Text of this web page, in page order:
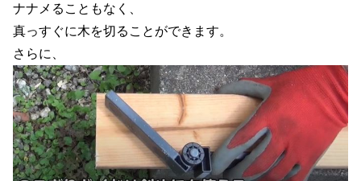
ナナメることもなく、
真っすぐに木を切ることができます。
さらに、